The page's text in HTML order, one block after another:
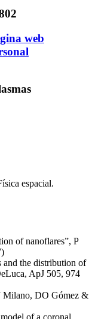
web
espacial.
of nanoflares”, P
the distribution of
ApJ 505, 974
Milano, DO Gómez &
of a coronal